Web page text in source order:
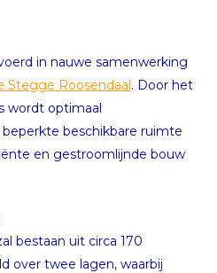
in nauwe samenwerking
Stegge Roosendaal. Door het
wordt optimaal
beschikbare ruimte
en gestroomlijnde bouw
bestaan uit circa 170
over twee lagen, waarbij